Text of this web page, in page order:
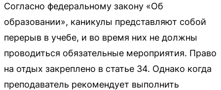
Согласно федеральному закону «Об
образовании», каникулы представляют собой
перерыв в учебе, и во время них не должны
проводиться обязательные мероприятия. Право
на отдых закреплено в статье 34. Однако когда
преподаватель рекомендует выполнить